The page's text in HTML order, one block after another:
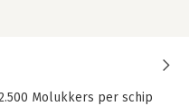
Molukkers per schip